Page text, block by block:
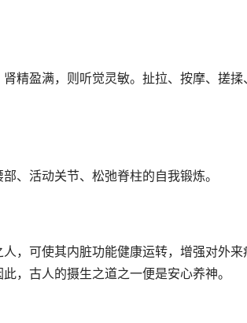
精盈满，则听觉灵敏。扯拉、按摩、搓揉
、活动关节、松弛脊柱的自我锻炼。
，可使其内脏功能健康运转，增强对外来
，古人的摄生之道之一便是安心养神。